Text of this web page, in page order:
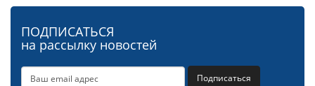
ПОДПИСАТЬСЯ
на рассылку новостей
Подписаться